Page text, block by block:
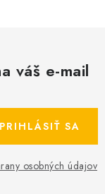
váš e-mail
osobných údajov
PRIHLÁSIŤ SA